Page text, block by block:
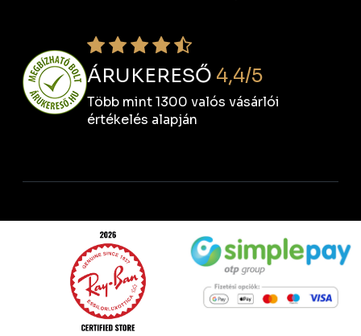
ÁRUKERESŐ 4,4/5
Több mint 1300 valós vásárlói
értékelés alapján